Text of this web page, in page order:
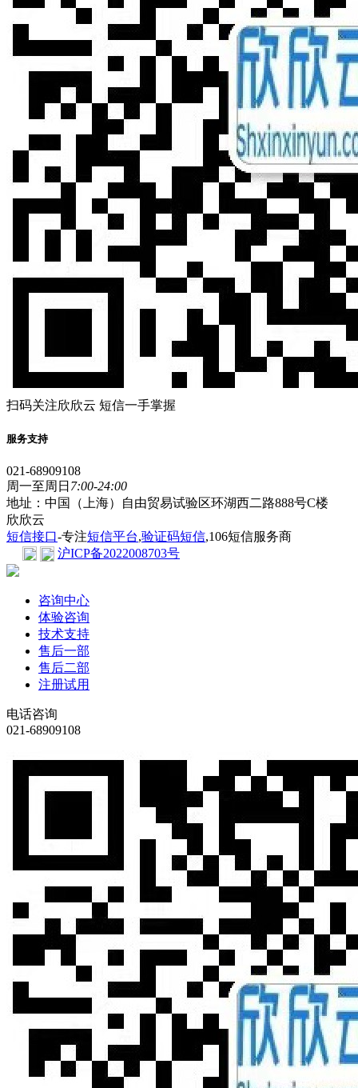
扫码关注欣欣云 短信一手掌握
服务支持
021-68909108
周一至周日 7:00-24:00
地址：中国（上海）自由贸易试验区环湖西二路888号C楼
欣欣云
短信接口-专注短信平台,验证码短信,106短信服务商
沪ICP备2022008703号
咨询中心
体验咨询
技术支持
售后一部
售后二部
注册试用
电话咨询
021-68909108